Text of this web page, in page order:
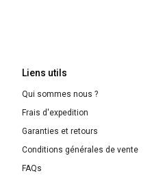
Liens utils
Qui sommes nous ?
Frais d'expedition
Garanties et retours
Conditions générales de vente
FAQs